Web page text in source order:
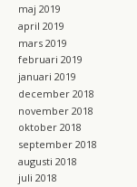
maj 2019
april 2019
mars 2019
februari 2019
januari 2019
december 2018
november 2018
oktober 2018
september 2018
augusti 2018
juli 2018